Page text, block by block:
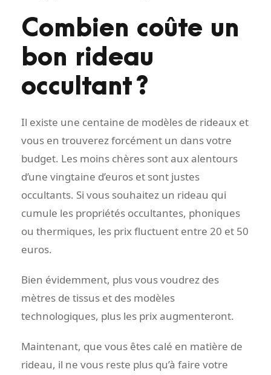
Combien coûte un
bon rideau
occultant ?
Il existe une centaine de modèles de rideaux et
vous en trouverez forcément un dans votre
budget. Les moins chères sont aux alentours
d’une vingtaine d’euros et sont justes
occultants. Si vous souhaitez un rideau qui
cumule les propriétés occultantes, phoniques
ou thermiques, les prix fluctuent entre 20 et 50
euros.
Bien évidemment, plus vous voudrez des
mètres de tissus et des modèles
technologiques, plus les prix augmenteront.
Maintenant, que vous êtes calé en matière de
rideau, il ne vous reste plus qu’à faire votre